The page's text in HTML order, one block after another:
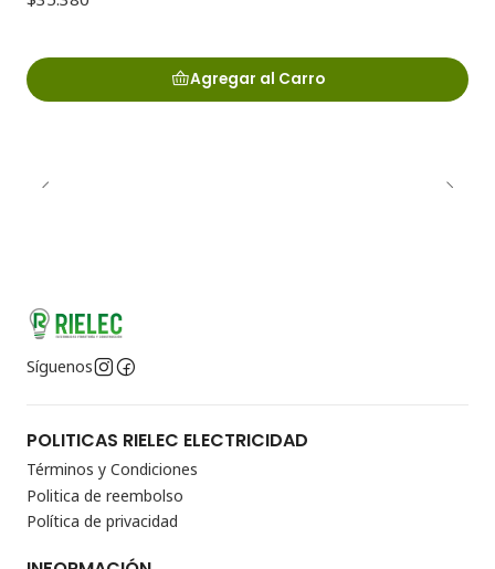
Agregar al Carro
Síguenos
POLITICAS RIELEC ELECTRICIDAD
Términos y Condiciones
Politica de reembolso
Política de privacidad